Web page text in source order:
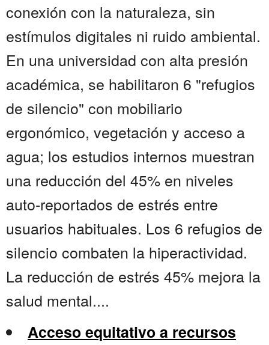
conexión con la naturaleza, sin
estímulos digitales ni ruido ambiental.
En una universidad con alta presión
académica, se habilitaron 6 "refugios
de silencio" con mobiliario
ergonómico, vegetación y acceso a
agua; los estudios internos muestran
una reducción del 45% en niveles
auto-reportados de estrés entre
usuarios habituales. Los 6 refugios de
silencio combaten la hiperactividad.
La reducción de estrés 45% mejora la
salud mental....
Acceso equitativo a recursos